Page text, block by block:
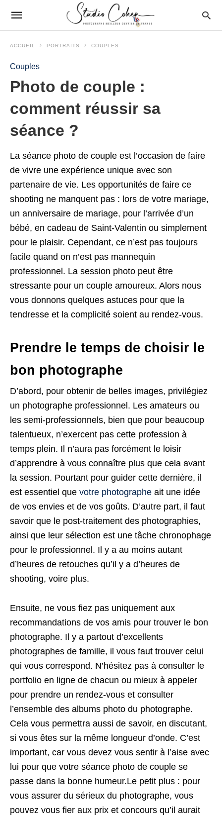
ACCUEIL PORTRAITS COUPLES
Couples
Photo de couple :
comment réussir sa
séance ?
La séance photo de couple est l’occasion de faire
de vivre une expérience unique avec son
partenaire de vie. Les opportunités de faire ce
shooting ne manquent pas : lors de votre mariage,
un anniversaire de mariage, pour l’arrivée d’un
bébé, en cadeau de Saint-Valentin ou simplement
pour le plaisir. Cependant, ce n’est pas toujours
facile quand on n’est pas mannequin
professionnel. La session photo peut être
stressante pour un couple amoureux. Alors nous
vous donnons quelques astuces pour que la
tendresse et la complicité soient au rendez-vous.
Prendre le temps de choisir le
bon photographe
D’abord, pour obtenir de belles images, privilégiez
un photographe professionnel. Les amateurs ou
les semi-professionnels, bien que pour beaucoup
talentueux, n’exercent pas cette profession à
temps plein. Il n’aura pas forcément le loisir
d’apprendre à vous connaître plus que cela avant
la session. Pourtant pour guider cette dernière, il
est essentiel que votre photographe ait une idée
de vos envies et de vos goûts. D’autre part, il faut
savoir que le post-traitement des photographies,
ainsi que leur sélection est une tâche chronophage
pour le professionnel. Il y a au moins autant
d’heures de retouches qu’il y a d’heures de
shooting, voire plus.
Ensuite, ne vous fiez pas uniquement aux
recommandations de vos amis pour trouver le bon
photographe. Il y a partout d’excellents
photographes de famille, il vous faut trouver celui
qui vous correspond. N’hésitez pas à consulter le
portfolio en ligne de chacun ou mieux à appeler
pour prendre un rendez-vous et consulter
l’ensemble des albums photo du photographe.
Cela vous permettra aussi de savoir, en discutant,
si vous êtes sur la même longueur d’onde. C’est
important, car vous devez vous sentir à l’aise avec
lui pour que votre séance photo de couple se
passe dans la bonne humeur.Le petit plus : pour
vous assurer du sérieux du photographe, vous
pouvez vous fier aux prix et concours qu’il aurait